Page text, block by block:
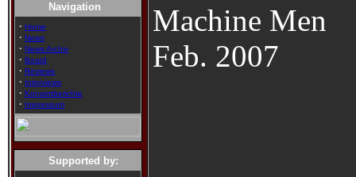
Navigation
· Home
· News
· News Archiv
· Board
· Reviews
· Interviews
· Konzertberichte
· Impressum
Supported by:
Machine Men
Feb. 2007